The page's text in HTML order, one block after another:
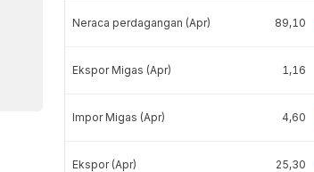
Neraca perdagangan (Apr) 89,10
Ekspor Migas (Apr) 1,16
Impor Migas (Apr) 4,60
Ekspor (Apr) 25,30